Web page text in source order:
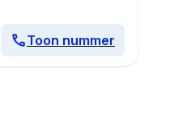
Toon nummer